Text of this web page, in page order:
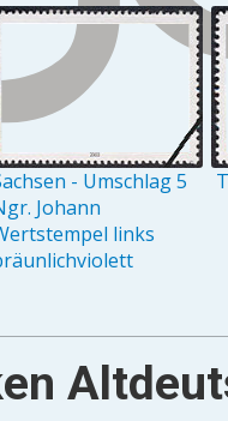
- Umschlag 5
Johann
links